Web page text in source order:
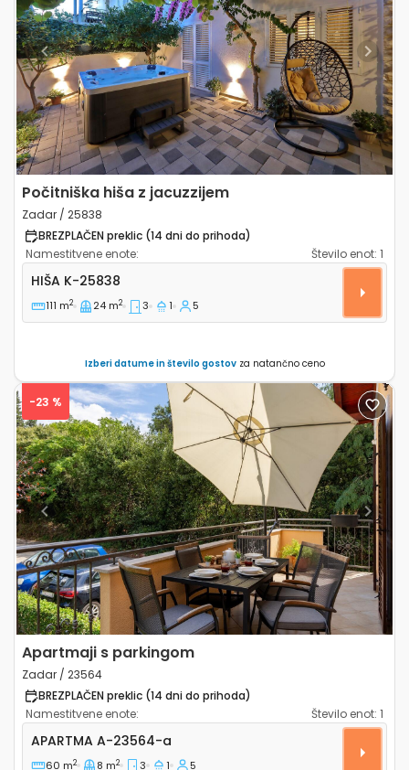
Previous Next
Počitniška hiša z jacuzzijem
Zadar / 25838
BREZPLAČEN preklic (14 dni do prihoda)
Namestitvene enote:
Število enot: 1
Trosobna hiša Zadar K-25838
HIŠA K-25838
111 m2 24 m2 3 1 5
Izberi datume in število gostovza natančno ceno
Previous Next
-23 %
Apartmaji s parkingom
Zadar / 23564
BREZPLAČEN preklic (14 dni do prihoda)
Namestitvene enote:
Število enot: 1
Trosoben apartma Zadar A-23564-a
APARTMA A-23564-a
60 m2 8 m2 3 1 5